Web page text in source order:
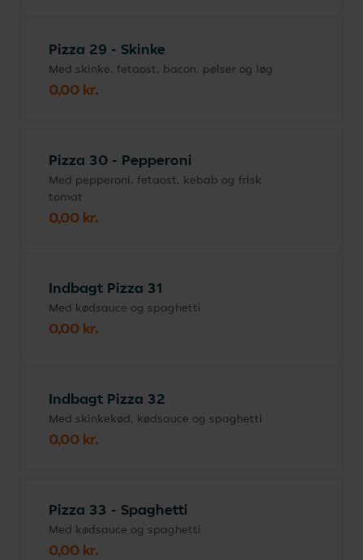
Pizza 29 - Skinke
Med skinke, fetaost, bacon, pølser og løg
0,00 kr.
Pizza 30 - Pepperoni
Med pepperoni, fetaost, kebab og frisk
tomat
0,00 kr.
Indbagt Pizza 31
Med kødsauce og spaghetti
0,00 kr.
Indbagt Pizza 32
Med skinkekød, kødsauce og spaghetti
0,00 kr.
Pizza 33 - Spaghetti
Med kødsauce og spaghetti
0,00 kr.